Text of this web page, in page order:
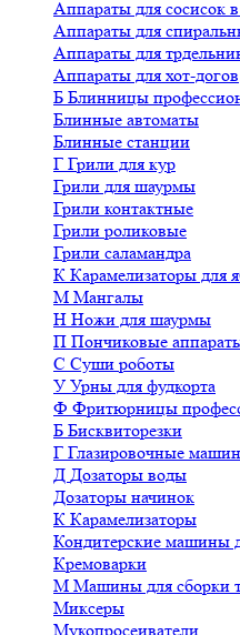
Аппараты для сосисок
Аппараты для
Аппараты для
Аппараты для хот-догов
Б Блинницы
Блинные автоматы
Блинные станции
Г Грили для кур
Грили для шаурмы
Грили контактные
Грили роликовые
Грили саламандра
К Карамелизаторы для
М Мангалы
Н Ножи для шаурмы
П Пончиковые
С Суши роботы
У Урны для фудкорта
Ф Фритюрницы
Б Бисквиторезки
Г Глазировочные
Д Дозаторы воды
Дозаторы начинок
К Карамелизаторы
Кондитерские машины
Кремоварки
М Машины для сборки
Миксеры
Мукопросеиватели